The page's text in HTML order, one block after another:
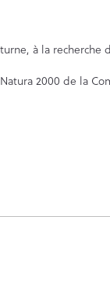
à la recherche
2000 de la